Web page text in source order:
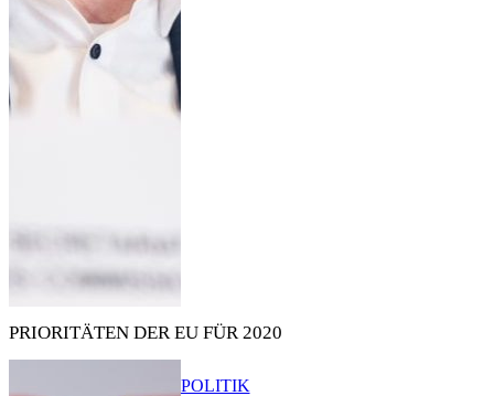
PRIORITÄTEN DER EU FÜR 2020
POLITIK